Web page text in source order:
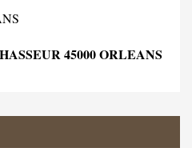
45000 ORLEANS